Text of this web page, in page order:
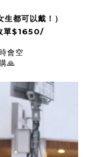
都可以戴！）
單$1650/
會空
🙏